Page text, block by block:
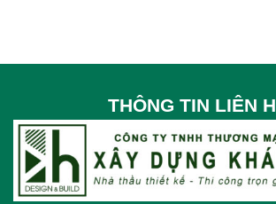
THÔNG TIN LIÊN